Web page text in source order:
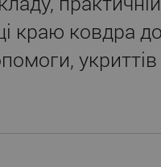
краю ковдра